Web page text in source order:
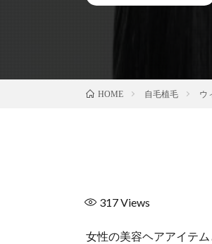
HOME 自毛植毛 ウ
317Views
女性の美容ヘアアイテ